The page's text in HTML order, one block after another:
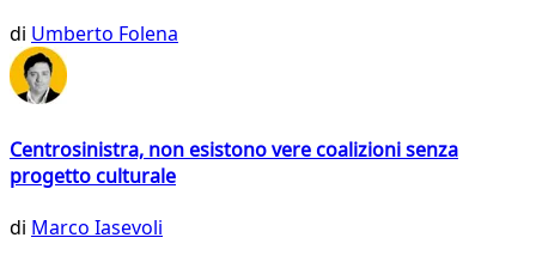
di Umberto Folena
Centrosinistra, non esistono vere coalizioni senza
progetto culturale
di Marco Iasevoli